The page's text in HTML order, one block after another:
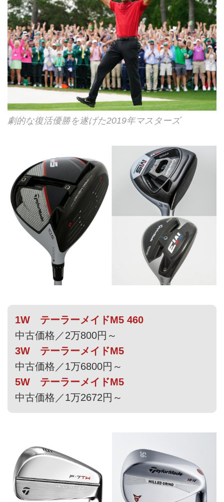
劇的な復活優勝を遂げた2019年マスターズ
1W テーラーメイドM5 460
中古価格／2万800円～
3W テーラーメイドM5
中古価格／1万6800円～
5W テーラーメイドM5
中古価格／1万2672円～